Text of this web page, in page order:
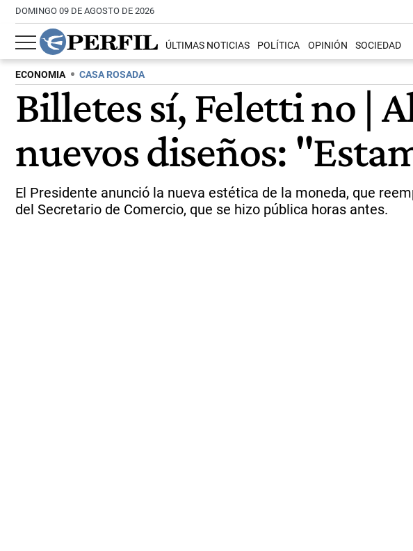
DOMINGO 09 DE AGOSTO DE 2026
ÚLTIMAS NOTICIAS POLÍTICA OPINIÓN SOCIEDAD
ECONOMIA CASA ROSADA
Billetes sí, Feletti no |
nuevos diseños:
El Presidente anunció la nueva estética de la moneda, que
del Secretario de Comercio, que se hizo pública horas antes.